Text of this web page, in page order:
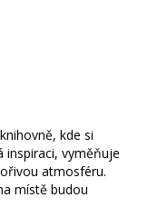
kde si
inspiraci, vyměňuje
atmosféru.
místě budou